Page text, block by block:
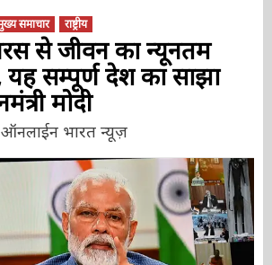
समाचार राष्ट्रीय
से जीवन का न्यूनतम
सम्पूर्ण देश का साझा
मोदी
ऑनलाईन भारत न्यूज़